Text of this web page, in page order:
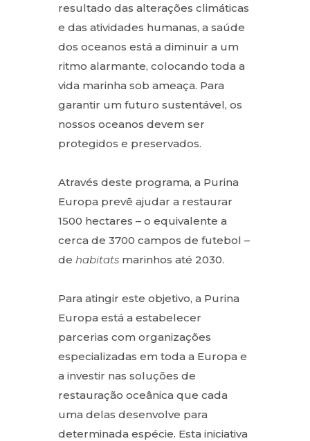
resultado das alterações climáticas
e das atividades humanas, a saúde
dos oceanos está a diminuir a um
ritmo alarmante, colocando toda a
vida marinha sob ameaça. Para
garantir um futuro sustentável, os
nossos oceanos devem ser
protegidos e preservados.
Através deste programa, a Purina
Europa prevê ajudar a restaurar
1500 hectares – o equivalente a
cerca de 3700 campos de futebol –
de habitats marinhos até 2030.
Para atingir este objetivo, a Purina
Europa está a estabelecer
parcerias com organizações
especializadas em toda a Europa e
a investir nas soluções de
restauração oceânica que cada
uma delas desenvolve para
determinada espécie. Esta iniciativa